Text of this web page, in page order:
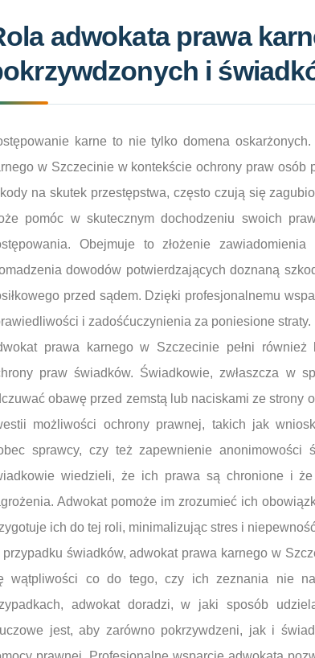
adwokata prawa
i
karne to nie tylko domena
w Szczecinie w kontekście ochrony praw osób
na skutek przestępstwa, często czują się
pomóc w skutecznym dochodzeniu swoich
Obejmuje to złożenie
dowodów potwierdzających doznaną
przed sądem. Dzięki profesjonalnemu
i zadośćuczynienia za poniesione straty.
prawa karnego w Szczecinie pełni
praw świadków. Świadkowie, zwłaszcza w
obawę przed zemstą lub naciskami ze strony
możliwości ochrony prawnej, takich jak
sprawcy, czy też zapewnienie
wiedzieli, że ich prawa są chronione i
Adwokat pomoże im zrozumieć ich
ich do tej roli, minimalizując stres i
przypadku świadków, adwokat prawa karnego w
wątpliwości co do tego, czy ich zeznania nie
adwokat doradzi, w jaki sposób
jest, aby zarówno pokrzywdzeni, jak i